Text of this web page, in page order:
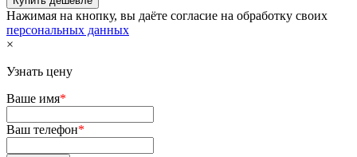
Нажимая на кнопку, вы даёте согласие на обработку своих
персональных данных
×
Узнать цену
Ваше имя*
Ваш телефон*